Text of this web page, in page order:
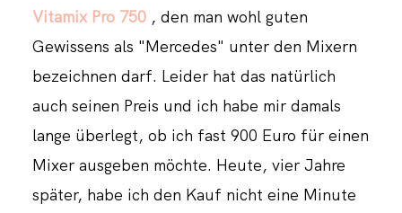
Vitamix Pro 750, den man wohl guten
Gewissens als "Mercedes" unter den Mixern
bezeichnen darf. Leider hat das natürlich
auch seinen Preis und ich habe mir damals
lange überlegt, ob ich fast 900 Euro für einen
Mixer ausgeben möchte. Heute, vier Jahre
später, habe ich den Kauf nicht eine Minute